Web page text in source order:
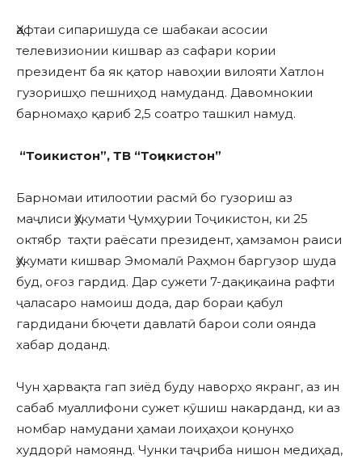
Ҳафтаи сипаришуда се шабакаи асосии
телевизионии кишвар аз сафари кории
президент ба як қатор навоҳии вилояти Хатлон
гузоришҳо пешниҳод намуданд. Давомнокии
барномаҳо қариб 2,5 соатро ташкил намуд.
“Тоикистон”, ТВ “Тоҷикистон”
Барномаи итилоотии расмӣ бо гузориш аз
маҷлиси Ҳукумати Ҷумҳурии Тоҷикистон, ки 25
октябр таҳти раёсати президент, ҳамзамон раиси
Ҳукумати кишвар Эмомалӣ Раҳмон баргузор шуда
буд, оғоз гардид. Дар сужети 7-дақиқаина рафти
ҷаласаро намоиш дода, дар бораи қабул
гардидани бюҷети давлатӣ барои соли оянда
хабар доданд.
Чун ҳарвақта гап зиёд буду наворҳо якранг, аз ин
сабаб муаллифони сужет кӯшиш накарданд, ки аз
номбар намудани ҳамаи лоиҳаҳои қонунҳо
худдорӣ намоянд. Чунки таҷриба нишон медиҳад,